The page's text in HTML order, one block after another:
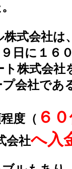
式会社は
日に１６
株式会社
会社であ
度（ ６
会社へ入